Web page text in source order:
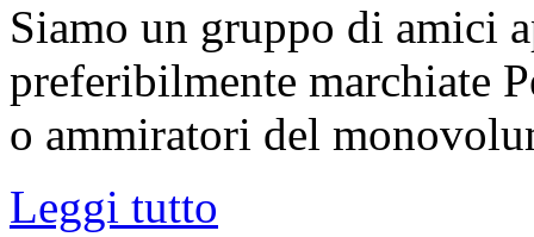
Siamo un gruppo di amici
preferibilmente marchiate
o ammiratori del
Leggi tutto